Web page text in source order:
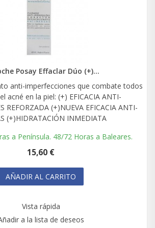
Posay Effaclar Dúo (+)...
anti-imperfecciones que combate todos
acné en la piel: (+) EFICACIA ANTI-
REFORZADA (+)NUEVA EFICACIA ANTI-
(+)HIDRATACIÓN INMEDIATA
a Península. 48/72 Horas a Baleares.
15,60 €
AÑADIR AL CARRITO
Vista rápida
a la lista de deseos